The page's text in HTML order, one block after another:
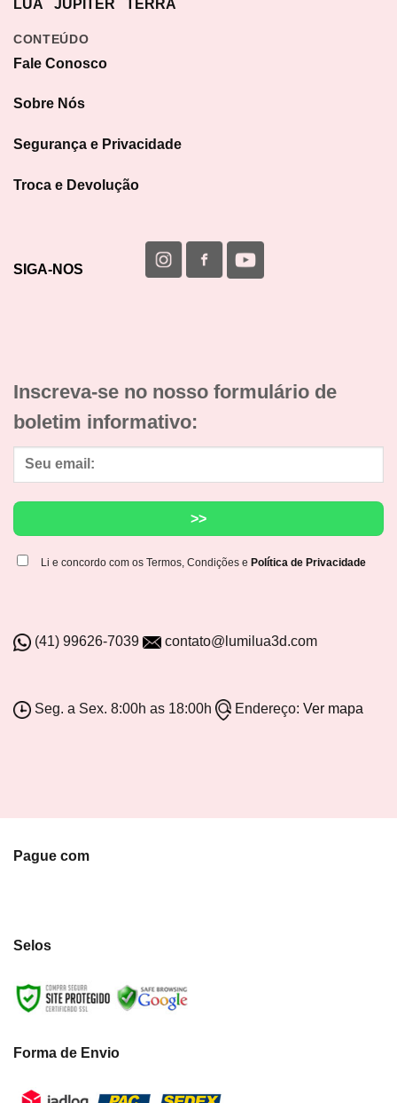
LUA JÚPITER TERRA
CONTEÚDO
Fale Conosco
Sobre Nós
Segurança e Privacidade
Troca e Devolução
SIGA-NOS
Inscreva-se no nosso formulário de
boletim informativo:
Li e concordo com os Termos, Condições e Política de Privacidade
(41) 99626-7039 contato@lumilua3d.com
Seg. a Sex. 8:00h as 18:00h Endereço: Ver mapa
Pague com
Selos
Forma de Envio